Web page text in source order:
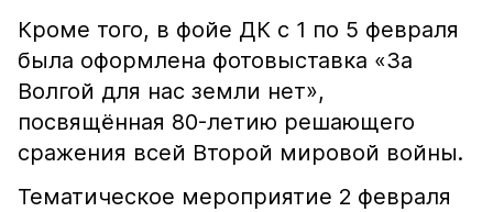
Кроме того, в фойе ДК с 1 по 5 февраля
была оформлена фотовыставка «За
Волгой для нас земли нет»,
посвящённая 80-летию решающего
сражения всей Второй мировой войны.
Тематическое мероприятие 2 февраля